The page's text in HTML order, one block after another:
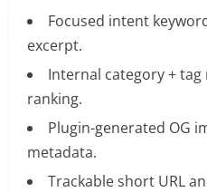
Focused intent
excerpt.
Internal category +
ranking.
Plugin-generated OG
metadata.
Trackable short URL